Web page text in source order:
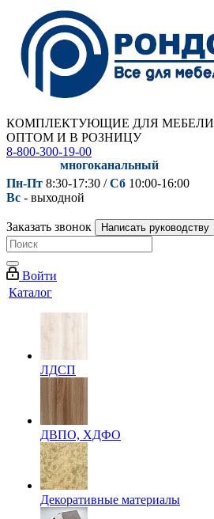
КОМПЛЕКТУЮЩИЕ ДЛЯ МЕБЕЛИ
ОПТОМ И В РОЗНИЦУ
8-800-300-19-00
многоканальный
Пн-Пт 8:30-17:30 /Сб 10:00-16:00
Вс - выходной
Заказать звонок Написать руководству
Войти
Каталог
ЛДСП
ДВПО, ХДФО
Декоративные материалы